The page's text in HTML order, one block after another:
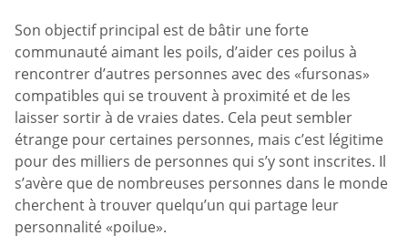
Son objectif principal est de bâtir une forte
communauté aimant les poils, d’aider ces poilus à
rencontrer d’autres personnes avec des «fursonas»
compatibles qui se trouvent à proximité et de les
laisser sortir à de vraies dates. Cela peut sembler
étrange pour certaines personnes, mais c’est légitime
pour des milliers de personnes qui s’y sont inscrites. Il
s’avère que de nombreuses personnes dans le monde
cherchent à trouver quelqu’un qui partage leur
personnalité «poilue».